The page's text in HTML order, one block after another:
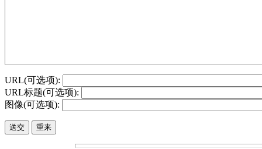
URL(可选项):
URL标题(可选项):
图像(可选项):